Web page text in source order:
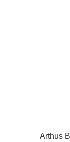
Arthus